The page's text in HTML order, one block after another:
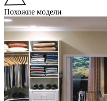
Похожие модели